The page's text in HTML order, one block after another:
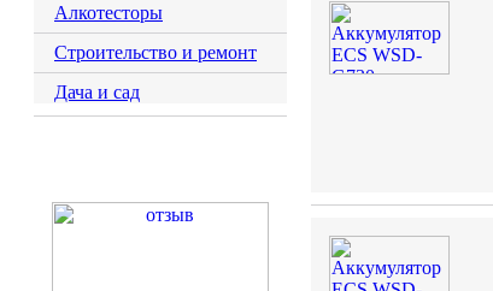
Алкотесторы
Строительство и ремонт
Дача и сад